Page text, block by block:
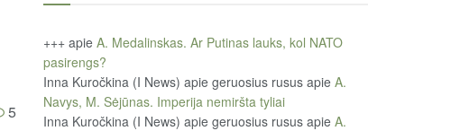
5
+++ apie A. Medalinskas. Ar Putinas lauks, kol NATO
pasirengs?
Inna Kuročkina (I News) apie geruosius rusus apie A.
Navys, M. Sėjūnas. Imperija nemiršta tyliai
Inna Kuročkina (I News) apie geruosius rusus apie A.